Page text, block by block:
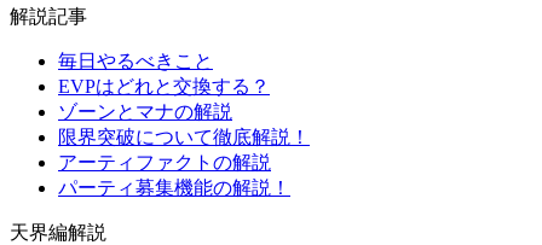
解説記事
毎日やるべきこと
EVPはどれと交換する？
ゾーンとマナの解説
限界突破について徹底解説！
アーティファクトの解説
パーティ募集機能の解説！
天界編解説